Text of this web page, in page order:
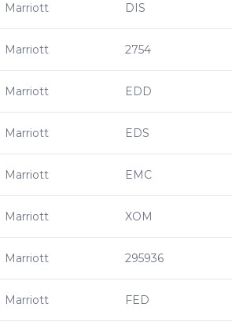
Marriott DIS
Marriott 2754
Marriott EDD
Marriott EDS
Marriott EMC
Marriott XOM
Marriott 295936
Marriott FED